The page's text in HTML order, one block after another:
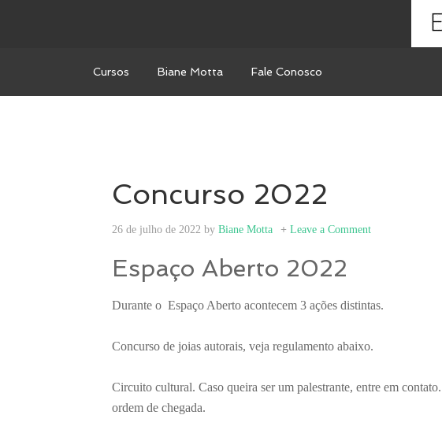
Cursos Biane Motta Fale Conosco
Concurso 2022
26 de julho de 2022 by Biane Motta Leave a Comment
Espaço Aberto 2022
Durante o Espaço Aberto acontecem 3 ações distintas.
Concurso de joias autorais, veja regulamento abaixo.
Circuito cultural. Caso queira ser um palestrante, entre em
ordem de chegada.